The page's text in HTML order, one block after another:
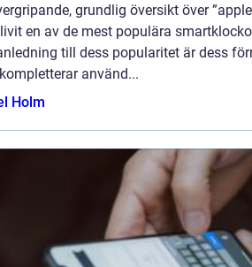
grundlig översikt över
en av de mest populära
till dess popularitet är dess
använd...
Holm